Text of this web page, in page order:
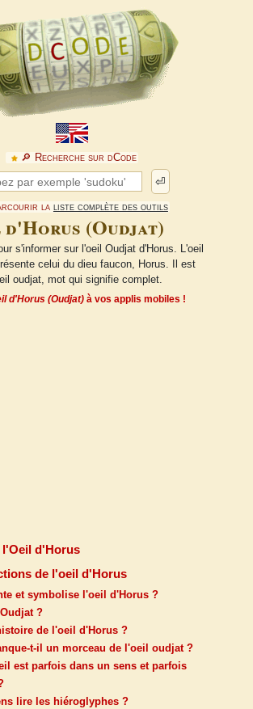
🔎︎ Recherche sur dCode
⏎
la liste complète des outils
(Oudjat)
s'informer sur l'oeil Oudjat d'Horus. L'oeil
celui du dieu faucon, Horus. Il est
oudjat, mot qui signifie complet.
d'Horus (Oudjat) à vos applis mobiles !
l'Oeil d'Horus
de l'oeil d'Horus
et symbolise l'oeil d'Horus ?
?
de l'oeil d'Horus ?
t-il un morceau de l'oeil oudjat ?
est parfois dans un sens et parfois
lire les hiéroglyphes ?